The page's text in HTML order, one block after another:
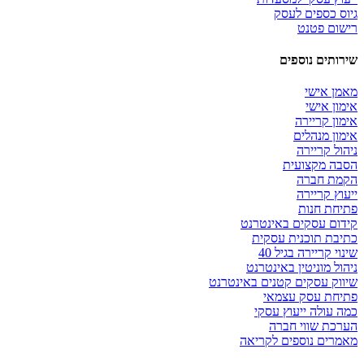
גיוס כספים לעסק
רישום פטנט
שירותים נוספים
מאמן אישי
אימון אישי
אימון קריירה
אימון מנהלים
ניהול קריירה
הסבה מקצועית
הקמת חברה
ייעוץ קריירה
פתיחת חנות
קידום עסקים באינטרנט
כתיבת תוכנית עסקית
שינוי קריירה בגיל 40
ניהול מוניטין באינטרנט
שיווק עסקים קטנים באינטרנט
פתיחת עסק עצמאי
כמה עולה ייעוץ עסקי
הערכת שווי חברה
מאמרים נוספים לקריאה